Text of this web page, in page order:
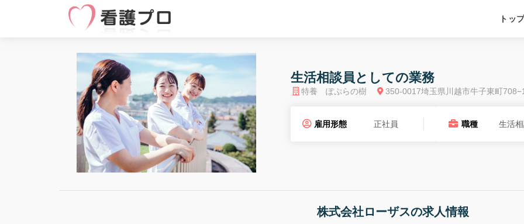
トッ
生活相談員としての業務
特養 ぽぷらの樹 350-0017埼玉県川越市牛子東町708−1
雇用形態 正社員 職種 生活
株式会社ローザスの求人情報